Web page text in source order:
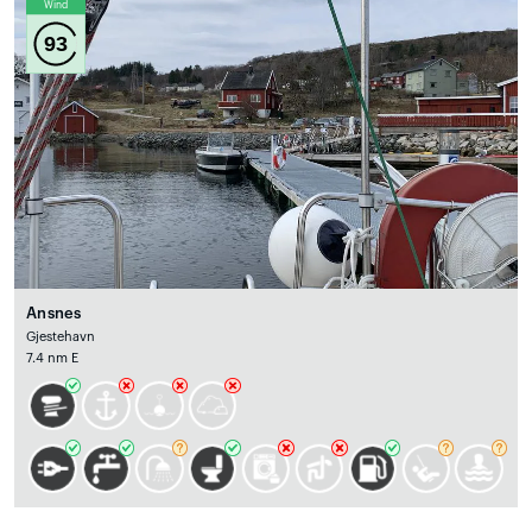
Wind
93
Ansnes
Gjestehavn
7.4 nm E